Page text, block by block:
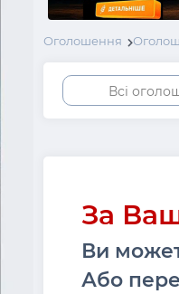
Оголошення
Всі
За
Ви
Або